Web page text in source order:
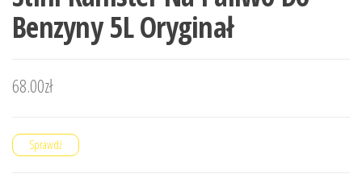
Benzyny 5L Oryginał
68.00zł
Sprawdź